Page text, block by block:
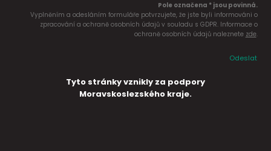
Pole označena * jsou povinná.
Vyplněním a odesláním formuláře potvrzujete, že jste byli informováni o
zpracování a ochraně osobních údajů v souladu s GDPR. Informace o
ochraně osobních údajů naleznete zde.
Odeslat
Tyto stránky vznikly za podpory
Moravskoslezského kraje.